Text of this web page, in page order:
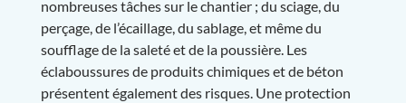
nombreuses tâches sur le chantier ; du sciage, du
perçage, de l’écaillage, du sablage, et même du
soufflage de la saleté et de la poussière. Les
éclaboussures de produits chimiques et de béton
présentent également des risques. Une protection